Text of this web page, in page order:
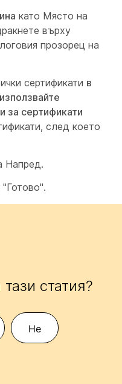
като Място на
върху
прозорец на
сертификати в
за сертификати
след което
Напред.
статия?
Не